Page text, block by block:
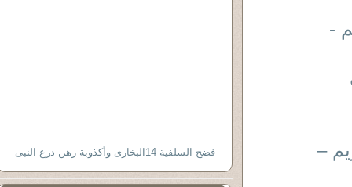
-
– فضح السلفية 14البخارى وأكذوبة رهن درع النبى